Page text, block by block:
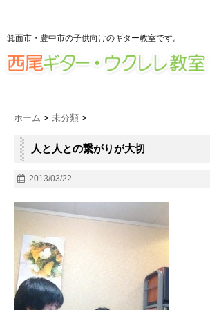
箕面市・豊中市の子供向けのギター教室です。
ホーム > 未分類 >
人と人との繋がりが大切
2013/03/22